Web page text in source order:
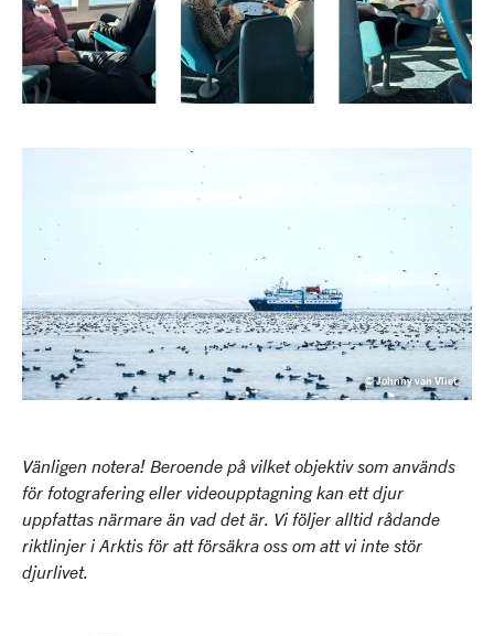
© Johnny van Vliet
Vänligen notera! Beroende på vilket objektiv som används
för fotografering eller videoupptagning kan ett djur
uppfattas närmare än vad det är. Vi följer alltid rådande
riktlinjer i Arktis för att försäkra oss om att vi inte stör
djurlivet.